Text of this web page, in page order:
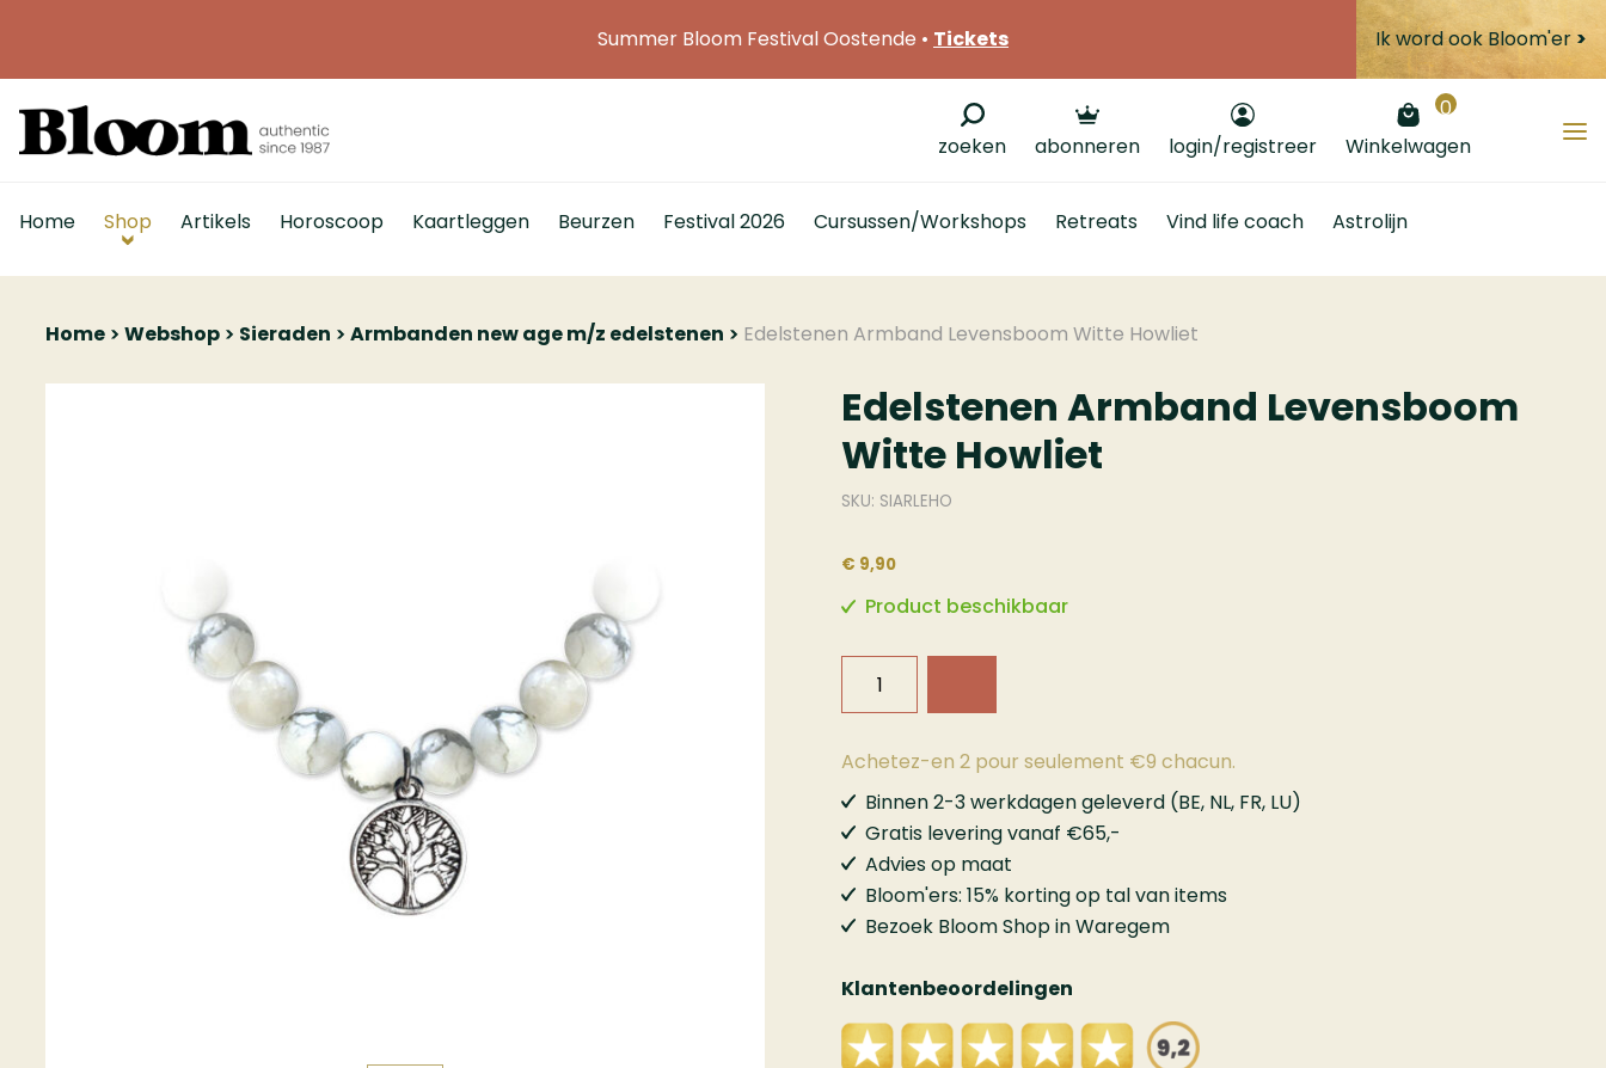
Summer Bloom Festival Oostende • Tickets Ik word ook Bloom'er >
zoeken abonneren login/registreer Winkelwagen
0
Home Shop Artikels Horoscoop Kaartleggen Beurzen Festival 2026 Cursussen/Workshops Retreats Vind life coach Astrolijn
Home Webshop Sieraden Armbanden new age m/z edelstenen Edelstenen Armband Levensboom Witte Howliet
Edelstenen Armband Levensboom
Witte Howliet
SKU: SIARLEHO
€ 9,90
Product beschikbaar
Achetez-en 2 pour seulement €9 chacun.
Binnen 2-3 werkdagen geleverd (BE, NL, FR, LU)
Gratis levering vanaf €65,-
Advies op maat
Bloom'ers: 15% korting op tal van items
Bezoek Bloom Shop in Waregem
Klantenbeoordelingen